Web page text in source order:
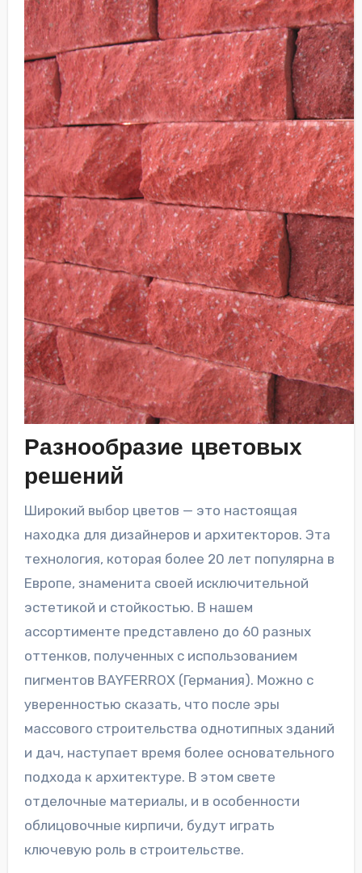
Разнообразие цветовых
решений
Широкий выбор цветов — это настоящая
находка для дизайнеров и архитекторов. Эта
технология, которая более 20 лет популярна в
Европе, знаменита своей исключительной
эстетикой и стойкостью. В нашем
ассортименте представлено до 60 разных
оттенков, полученных с использованием
пигментов BAYFERROX (Германия). Можно с
уверенностью сказать, что после эры
массового строительства однотипных зданий
и дач, наступает время более основательного
подхода к архитектуре. В этом свете
отделочные материалы, и в особенности
облицовочные кирпичи, будут играть
ключевую роль в строительстве.